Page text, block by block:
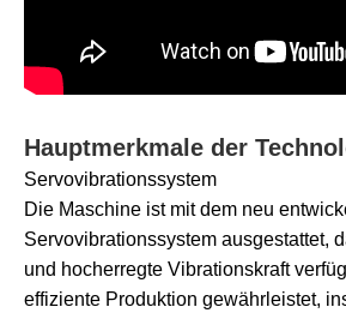
Hauptmerkmale der
Servovibrationssystem
Die Maschine ist mit dem neu
Servovibrationssystem ausgestattet,
und hocherregte Vibrationskraft
effiziente Produktion gewährleistet,